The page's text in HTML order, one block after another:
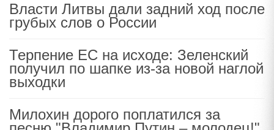
Власти Литвы дали задний ход после
грубых слов о России
Терпение ЕС на исходе: Зеленский
получил по шапке из-за новой наглой
выходки
Милохин дорого поплатился за